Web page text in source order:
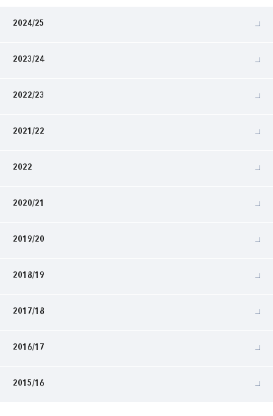
2024/25
2023/24
2022/23
2021/22
2022
2020/21
2019/20
2018/19
2017/18
2016/17
2015/16